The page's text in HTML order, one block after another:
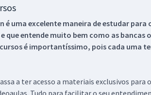
é uma excelente maneira de estudar
que entende muito bem como as
é importantíssimo, pois cada uma
a ter acesso a materiais exclusivos
Tudo para facilitar o seu